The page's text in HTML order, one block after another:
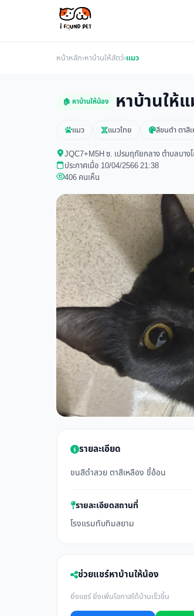
หน้าหลัก›หาบ้านให้สัตว์›แมว
🏠 หาบ้านให้น้อง หาบ้านให้
แมว แมวไทย สีขนดำ ตาสี
JQC7+M5H ซ. เปรมฤทัยกลาง ตำบลบาง
ประกาศเมื่อ 10/04/2566 21:38
406 คนเห็น
รายละเอียด
ขนสีดำสวย ตาสีเหลือง ขี้อ้อน
รายละเอียดสถานที่
โรงแรมทับทิมสยาม
ช่วยแชร์หาบ้านให้น้อง
ยิ่งแชร์ ยิ่งเพิ่มโอกาสได้บ้านเร็วขึ้น